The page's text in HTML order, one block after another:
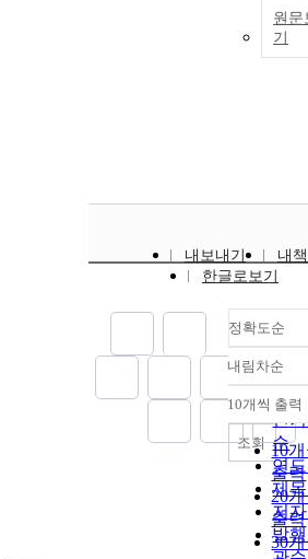
원문
기
내보내기
내
한글로보기
정확도순
정
순
인
순
연
제
저
발
내림차순
내
10개씩 출력
10
출력
20
출력
30
조회